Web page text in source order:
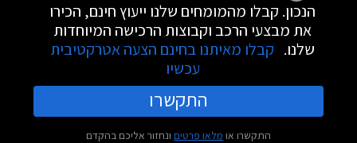
הנכון. קבלו מהמומחים שלנו ייעוץ חינם, הכירו
את מבצעי הרכב וקבוצות הרכישה המיוחדות
שלנו. קבלו מאיתנו בחינם הצעה אטרקטיבית
עכשיו
התקשרו
התקשרו או מלאו פרטים ונחזור אליכם בהקדם